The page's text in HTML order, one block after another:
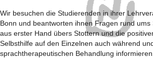
Wir besuchen die Studierenden in ihrer
Bonn und beantworten ihnen Fragen rund ums
aus erster Hand übers Stottern und die
Selbsthilfe auf den Einzelnen auch während
sprachtherapeutischen Behandlung informieren.